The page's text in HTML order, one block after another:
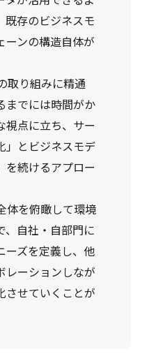
既存のビジネスモ
ーンの構造自体が
取り組みに精通
までには時間がか
視点に立ち、サー
」とビジネスモデ
を続けるアプロー
体を俯瞰して環境
、自社・自部門に
ーズを定義し、他
レーションしなが
させていくことが